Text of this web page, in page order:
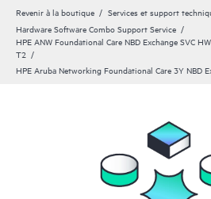
Revenir à la boutique Services et support
Hardware Software Combo Support Service
HPE ANW Foundational Care NBD Exchange SVC
T2
HPE Aruba Networking Foundational Care 3Y NBD